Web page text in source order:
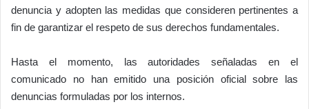
denuncia y adopten las medidas que consideren pertinentes a
fin de garantizar el respeto de sus derechos fundamentales.
Hasta el momento, las autoridades señaladas en el
comunicado no han emitido una posición oficial sobre las
denuncias formuladas por los internos.